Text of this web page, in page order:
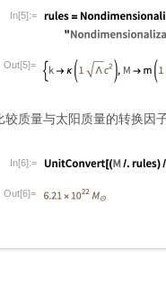
In[5]:=
Out[5]=
较质量与太阳质量的转换因
In[6]:=
Out[6]=